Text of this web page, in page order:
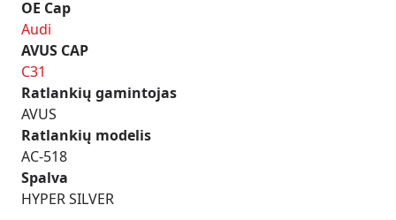
OE Cap
Audi
AVUS CAP
C31
Ratlankių gamintojas
AVUS
Ratlankių modelis
AC-518
Spalva
HYPER SILVER